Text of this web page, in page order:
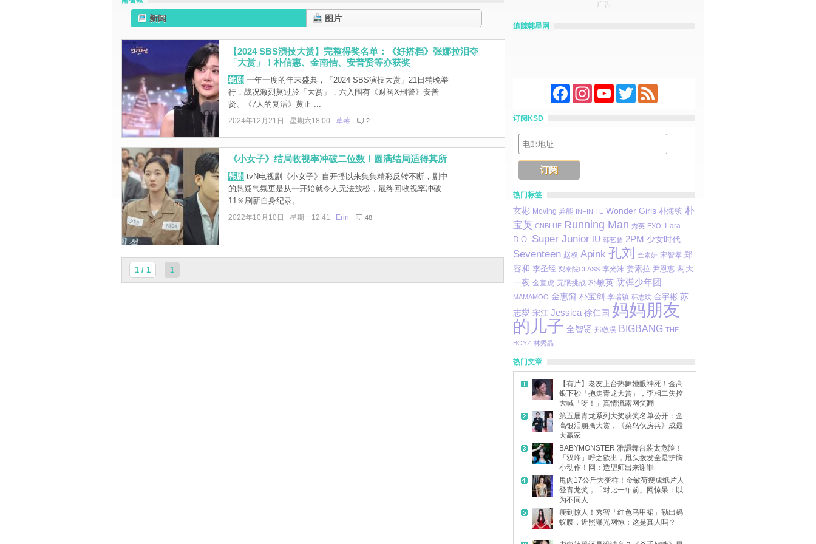
新闻 图片
【2024 SBS演技大赏】完整得奖名单：《好搭档》张娜拉泪夺
「大赏」！朴信惠、金南佶、安普贤等亦获奖
韩剧 一年一度的年末盛典，「2024 SBS演技大赏」21日稍晚举
行，战况激烈莫过於「大赏」，六入围有《财阀X刑警》安普
贤、《7人的复活》黄正 ...
2024年12月21日 星期六18:00 草莓 2
《小女子》结局收视率冲破二位数！圆满结局适得其所
韩剧 tvN电视剧《小女子》自开播以来集集精彩反转不断，剧中
的悬疑气氛更是从一开始就令人无法放松，最终回收视率冲破
11％刷新自身纪录。
2022年10月10日 星期一12:41 Erin 48
1 / 1 1
广告
追踪韩星网
FacebookInstagramYouTubeTwitterFeed
订阅KSD
热门标签
玄彬 Moving 异能 INFINITE Wonder Girls 朴海镇 朴
宝英 CNBLUE Running Man 秀英 EXO T-ara
D.O. Super Junior IU 韩艺瑟 2PM 少女时代
Seventeen 赵权 Apink 孔刘 金素妍 宋智孝 郑
容和 李圣经 梨泰院CLASS 李光洙 姜素拉 尹恩惠 两天
一夜 金宣虎 无限挑战 朴敏英 防弹少年团
MAMAMOO 金惠奫 朴宝剑 李瑞镇 韩志旼 金宇彬 苏
志燮 宋江 Jessica 徐仁国 妈妈朋友
的儿子 全智贤 郑敬淏 BIGBANG THE
BOYZ 林秀晶
热门文章
【有片】老友上台热舞她眼神死！金高
银下秒「抱走青龙大赏」，李相二失控
大喊「呀！」真情流露网笑翻
第五届青龙系列大奖获奖名单公开：金
高银泪崩擒大赏，《菜鸟伙房兵》成最
大赢家
BABYMONSTER 雅譞舞台装太危险！
「双峰」呼之欲出，甩头拨发全是护胸
小动作！网：造型师出来谢罪
甩肉17公斤大变样！金敏荷瘦成纸片人
登青龙奖，「对比一年前」网惊呆：以
为不同人
瘦到惊人！秀智「红色马甲裙」勒出蚂
蚁腰，近照曝光网惊：这是真人吗？